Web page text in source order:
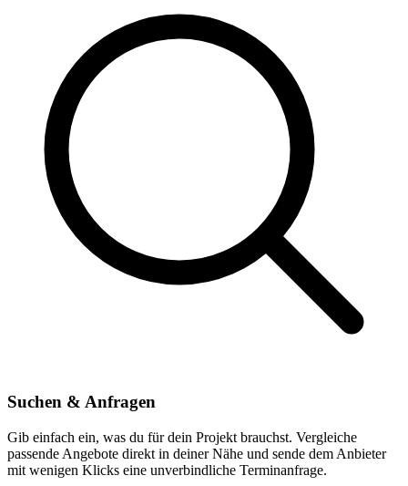
Suchen & Anfragen
Gib einfach ein, was du für dein Projekt brauchst. Vergleiche
passende Angebote direkt in deiner Nähe und sende dem Anbieter
mit wenigen Klicks eine unverbindliche Terminanfrage.